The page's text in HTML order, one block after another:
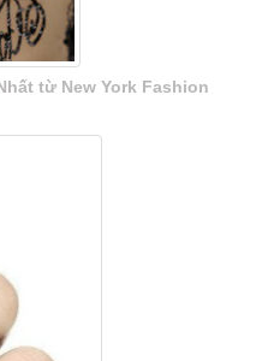
từ New York Fashion